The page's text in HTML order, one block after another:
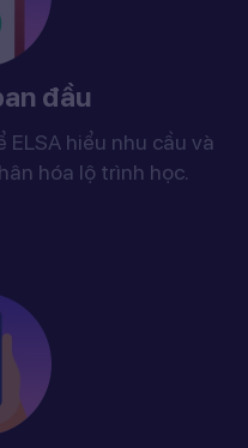
đầu
hiểu nhu cầu và
hóa lộ trình học.